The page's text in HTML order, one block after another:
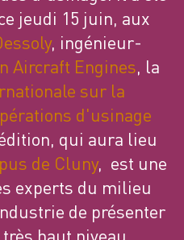
jeudi 15 juin, aux
, ingénieur-
Aircraft Engines, la
sur la
d'usinage
qui aura lieu
de Cluny, est une
experts du milieu
de présenter
très haut niveau